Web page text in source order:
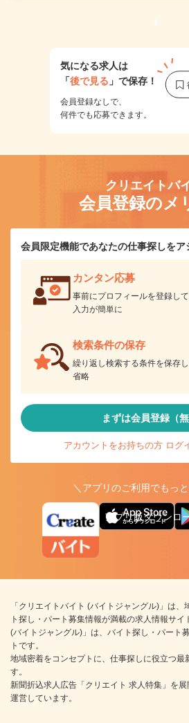
1
気になる求人は
「後で見る 」で保存！
会員登録なしで、
何件でも応募できます。
クリエイトバ
会員登録のメ
会員限定機能であなたの仕事探しをア
カンタン応募
事前にプロフィールを登録し
入力が簡単に
検索条件の保存
繰り返し検索する条件を保存
省略
まずは会員登録（無
アカウントをお持ちの方 ログ
＼アプリのご利用でもっ
アプリ版ダウンロ
「クリエイトバイト (バイトジャングル)」は
ト探し・パート募集情報が満載の求人情報サイ
(バイトジャングル)」は、バイト探し・パート
トです。
地域密着をコンセプトに、仕事探しに役立つ最
す。
新聞折込求人広告「クリエイト 求人特集」を
運営しています。